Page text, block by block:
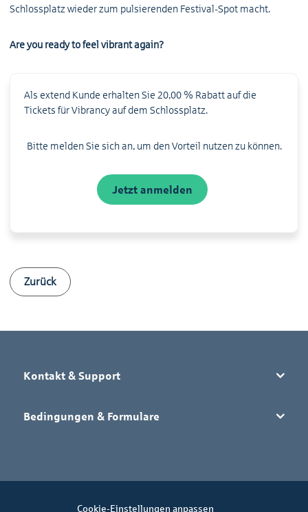
Schlossplatz wieder zum pulsierenden Festival-Spot macht.
Are you ready to feel vibrant again?
Als extend Kunde erhalten Sie 20,00 % Rabatt auf die
Tickets für Vibrancy auf dem Schlossplatz.
Bitte melden Sie sich an, um den Vorteil nutzen zu können.
Jetzt anmelden
Zurück
Kontakt & Support
Bedingungen & Formulare
Cookie-Einstellungen anpassen